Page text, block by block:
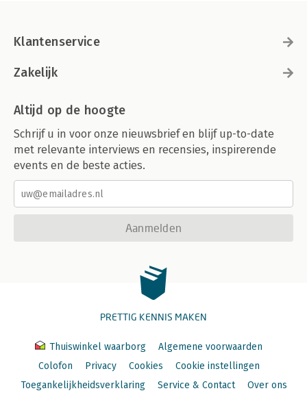
Klantenservice
Zakelijk
Altijd op de hoogte
Schrijf u in voor onze nieuwsbrief en blijf up-to-date
met relevante interviews en recensies, inspirerende
events en de beste acties.
Aanmelden
PRETTIG KENNIS MAKEN
Thuiswinkel waarborg
Algemene voorwaarden
Colofon
Privacy Cookies
Cookie instellingen
Toegankelijkheidsverklaring
Service & Contact Over ons